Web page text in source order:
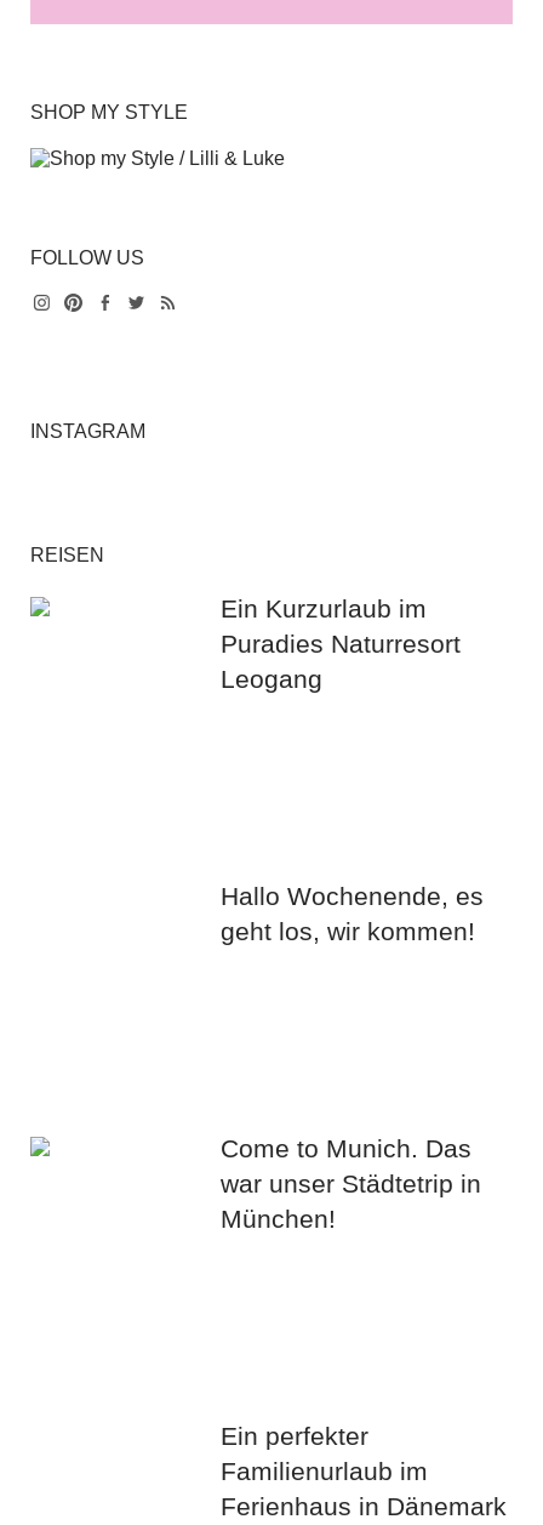
SHOP MY STYLE
FOLLOW US
INSTAGRAM
REISEN
Ein Kurzurlaub im
Puradies Naturresort
Leogang
Hallo Wochenende, es
geht los, wir kommen!
Come to Munich. Das
war unser Städtetrip in
München!
Ein perfekter
Familienurlaub im
Ferienhaus in Dänemark